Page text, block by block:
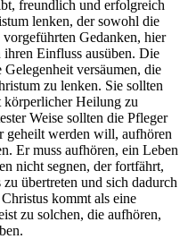
freundlich und erfolgreich
lenken, der sowohl die
Gedanken, hier
Einfluss ausüben. Die
versäumen, die
zu lenken. Sie sollten
körperlicher Heilung zu
Weise sollten die Pfleger
geheilt werden will, aufhören
Er muss aufhören, ein Leben
nicht segnen, der fortfährt,
übertreten und sich dadurch
kommt als eine
zu solchen, die aufhören,